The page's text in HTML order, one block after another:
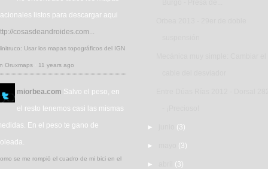
listos para descargar aqui
cosasdeandroides.com...
Usar los mapas topográficos del IGN
Oruxmaps · 11 years ago
miorbea.com Salvo el peso, en
el resto tenemos casi las mismas
En el peso te gano de
se me rompió el cuadro de mi bici en el
► (3)
► (3)
► (3)